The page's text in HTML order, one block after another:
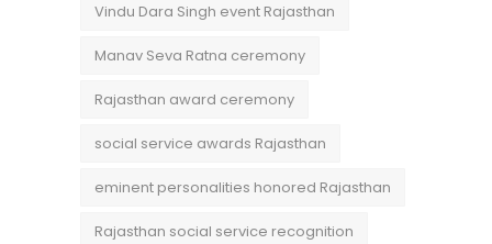
Vindu Dara Singh event Rajasthan
Manav Seva Ratna ceremony
Rajasthan award ceremony
social service awards Rajasthan
eminent personalities honored Rajasthan
Rajasthan social service recognition